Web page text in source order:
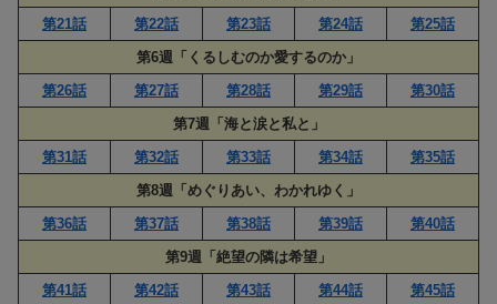
第21話
第22話 第23話 第24話
第25話
第6週「くるしむのか愛するのか」
第26話
第27話 第28話 第29話
第30話
第7週「海と涙と私と」
第31話
第32話 第33話 第34話
第35話
第8週「めぐりあい、わかれゆく」
第36話
第37話 第38話 第39話
第40話
第9週「絶望の隣は希望」
第41話
第42話 第43話 第44話 第45話